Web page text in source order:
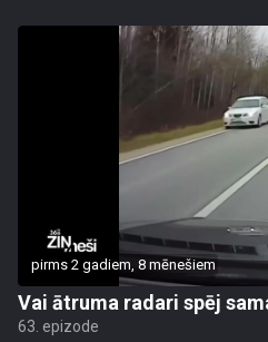
pirms 2 gadiem, 8 mēnešiem
Vai ātruma radari spēj
63. epizode